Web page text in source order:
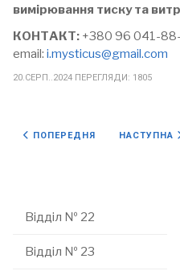
вимірювання тиску та
КОНТАКТ: +380 96 041-
email: i.mysticus@gmail.com
20.СЕРП..2024 ПЕРЕГЛЯДИ: 1805
ПОПЕРЕДНЯ СТАТТЯ: ПОВІРКА
ПОПЕРЕДНЯ НАСТУПНА
НАСТУПНА
Відділ № 22
Відділ № 23